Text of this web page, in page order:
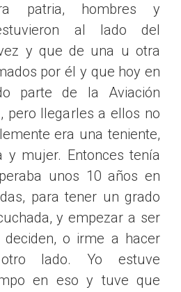
patria, hombres y
al lado del
y que de una u otra
por él y que hoy en
parte de la Aviación
pero llegarles a ellos no
era una teniente,
y mujer. Entonces tenía
unos 10 años en
para tener un grado
y empezar a ser
o irme a hacer
lado. Yo estuve
en eso y tuve que